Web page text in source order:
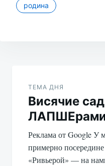
родина
записям
ТЕМА ДНЯ
Висячие
Реклама от Google У
примерно
«Ривьерой» — на